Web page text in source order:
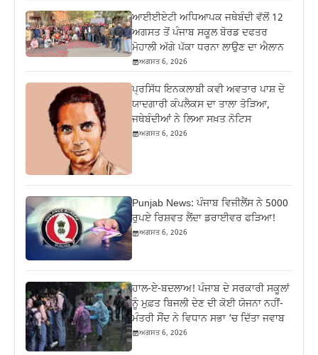
ਆਈਈਏਟੀ ਅਧਿਆਪਕ ਜਥੇਬੰਦੀ ਵੱਲੋਂ 12
ਅਗਸਤ ਤੋਂ ਪੰਜਾਬ ਸਕੂਲ ਬੋਰਡ ਦਫਤਰ
ਮੋਹਾਲੀ ਅੱਗੇ ਪੱਕਾ ਧਰਨਾ ਲਾਉਣ ਦਾ ਐਲਾਨ
ਅਗਸਤ 6, 2026
ਪ੍ਰਸਿੱਧ ਇਨਕਲਾਬੀ ਕਵੀ ਅਵਤਾਰ ਪਾਸ਼ ਦੇ
ਯਾਦਗਾਰੀ ਕੰਪਲੈਕਸ ਦਾ ਤਾਲਾ ਤੋੜਿਆ,
ਜਥੇਬੰਦੀਆਂ ਨੇ ਲਿਆ ਸਖ਼ਤ ਨੋਟਿਸ
ਅਗਸਤ 6, 2026
Punjab News: ਪੰਜਾਬ ਵਿਜੀਲੈਂਸ ਨੇ 5000
ਰੁਪਏ ਰਿਸ਼ਵਤ ਲੈਂਦਾ ਡਰਾਈਵਰ ਫੜਿਆ!
ਅਗਸਤ 6, 2026
ਹਾਲ-ਏ-ਬਦਲਾਅ! ਪੰਜਾਬ ਦੇ ਸਰਕਾਰੀ ਸਕੂਲਾਂ
ਨੂੰ ਮੁਫ਼ਤ ਬਿਜਲੀ ਦੇਣ ਦੀ ਕੋਈ ਯੋਜਨਾ ਨਹੀਂ-
ਮੰਤਰੀ ਸੌਂਦ ਨੇ ਵਿਧਾਨ ਸਭਾ ‘ਚ ਦਿੱਤਾ ਜਵਾਬ
ਅਗਸਤ 6, 2026